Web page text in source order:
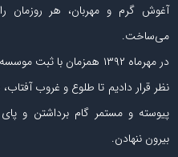
آغوش گرم و مهربان، هر روزمان را
می‏‌ساخت.
در مهرماه ۱۳۹۲ همزمان با ثبت
نظر قرار دادیم تا طلوع و غروب
پیوسته و مستمر گام برداشتن و
بیرون ننهادن.